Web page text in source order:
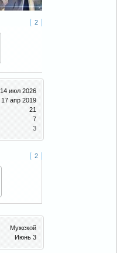
2
14 июл 2026
17 апр 2019
21
7
3
2
Мужской
Июнь 3